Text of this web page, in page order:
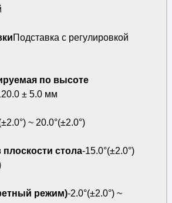
Подставка с регулировкой
по высоте
± 5.0 мм
~ 20.0°(±2.0°)
стола-15.0°(±2.0°)
режим)-2.0°(±2.0°) ~